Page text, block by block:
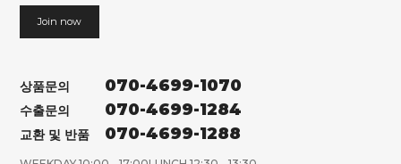
Join now
상품문의 070-4699-1070
수출문의 070-4699-1284
교환 및 반품 070-4699-1288